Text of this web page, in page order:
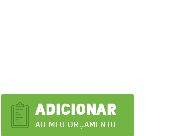
ADICIONAR
AO MEU ORÇAMENTO